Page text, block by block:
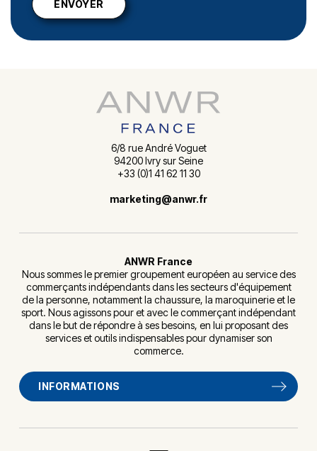
ENVOYER
6/8 rue André Voguet
94200 Ivry sur Seine
+33 (0)1 41 62 11 30
marketing@anwr.fr
ANWR France
Nous sommes le premier groupement européen au service des
commerçants indépendants dans les secteurs d'équipement
de la personne, notamment la chaussure, la maroquinerie et le
sport. Nous agissons pour et avec le commerçant indépendant
dans le but de répondre à ses besoins, en lui proposant des
services et outils indispensables pour dynamiser son
commerce.
INFORMATIONS